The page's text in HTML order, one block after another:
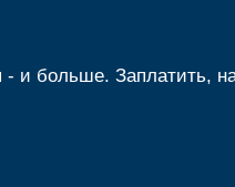
и больше. Заплатить,